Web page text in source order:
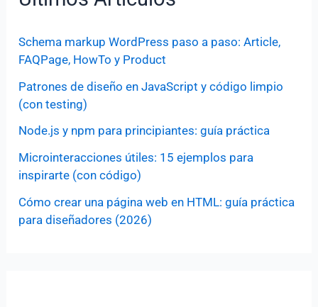
Schema markup WordPress paso a paso: Article,
FAQPage, HowTo y Product
Patrones de diseño en JavaScript y código limpio
(con testing)
Node.js y npm para principiantes: guía práctica
Microinteracciones útiles: 15 ejemplos para
inspirarte (con código)
Cómo crear una página web en HTML: guía práctica
para diseñadores (2026)